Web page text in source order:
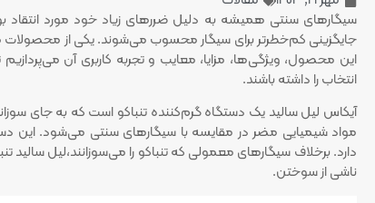
سیگارهای سنتی همیشه به دلیل ضرر‌های زیاد خود مورد انتقاد
جایگزینی کم‌خطرتر برای سیگار محسوب می‌شوند. یکی از محصولات
این محصول، ویژگی‌ها، مزایا، معایب و تجربه کاربری آن
انتخاب را داشته باشند.
آیکاس لیل سالید یک دستگاه گرم‌کننده تنباکو است که به جای
دارد. برخلاف سیگارهای معمولی که تنباکو را می‌سوزانند،لیل سالید
ناشی از سوختن.